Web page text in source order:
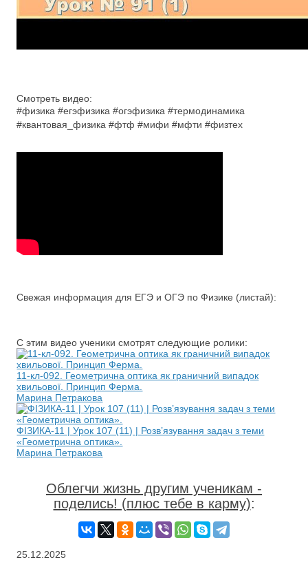
Смотреть видео:
#физика #егэфизика #огэфизика #термодинамика
#квантовая_физика #фтф #мифи #мфти #физтех
Свежая информация для ЕГЭ и ОГЭ по Физике (листай):
С этим видео ученики смотрят следующие ролики:
11-кл-092. Геометрична оптика як граничний випадок
хвильової. Принцип Ферма.
Марина Петракова
ФІЗИКА-11 | Урок 107 (11) | Розв’язування задач з теми
«Геометрична оптика».
Марина Петракова
Облегчи жизнь другим ученикам -
поделись! (плюс тебе в карму):
25.12.2025